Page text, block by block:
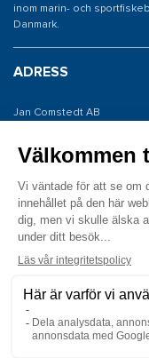
inom marin- och
Danmark.
ADRESS
Jan Comstedt AB
426 53 Västra Frölunda
KONTAKTA OSS